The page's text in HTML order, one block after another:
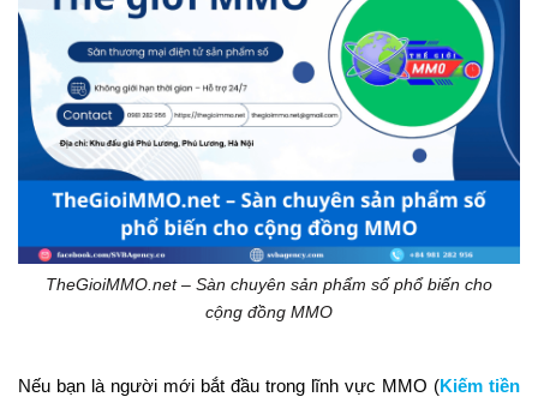
TheGioiMMO.net – Sàn chuyên sản phẩm số phổ biến cho
cộng đồng MMO
Nếu bạn là người mới bắt đầu trong lĩnh vực MMO (Kiếm tiền